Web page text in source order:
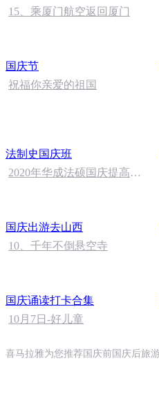
15、乘厦门航空返回厦门
国庆节
祝福你亲爱的祖国
法制史国庆班
2020年华成法硕国庆提高班
国庆出游去山西
10、千年不倒悬空寺
国庆诵读打卡合集
10月7日-好儿童
喜马拉雅为您推荐国庆前国庆后旅